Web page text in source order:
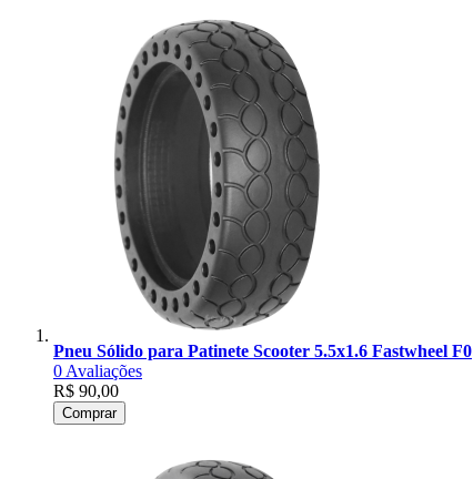
Pneu Sólido para Patinete Scooter 5.5x1.6 Fastwheel F0
0 Avaliações
R$ 90,00
Comprar